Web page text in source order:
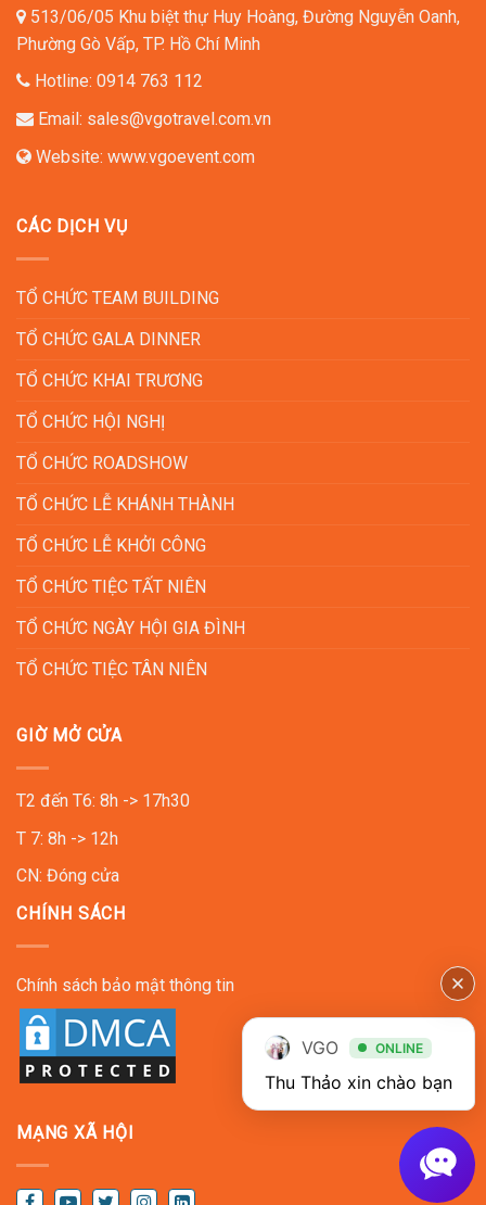
513/06/05 Khu biệt thự Huy Hoàng, Đường Nguyễn Oanh,
Phường Gò Vấp, TP. Hồ Chí Minh
Hotline: 0914 763 112
Email: sales@vgotravel.com.vn
Website: www.vgoevent.com
CÁC DỊCH VỤ
TỔ CHỨC TEAM BUILDING
TỔ CHỨC GALA DINNER
TỔ CHỨC KHAI TRƯƠNG
TỔ CHỨC HỘI NGHỊ
TỔ CHỨC ROADSHOW
TỔ CHỨC LỄ KHÁNH THÀNH
TỔ CHỨC LỄ KHỞI CÔNG
TỔ CHỨC TIỆC TẤT NIÊN
TỔ CHỨC NGÀY HỘI GIA ĐÌNH
TỔ CHỨC TIỆC TÂN NIÊN
GIỜ MỞ CỬA
T2 đến T6: 8h -> 17h30
T 7: 8h -> 12h
CN: Đóng cửa
CHÍNH SÁCH
Chính sách bảo mật thông tin
MẠNG XÃ HỘI
VGO ONLINE
Thu Thảo xin chào bạn